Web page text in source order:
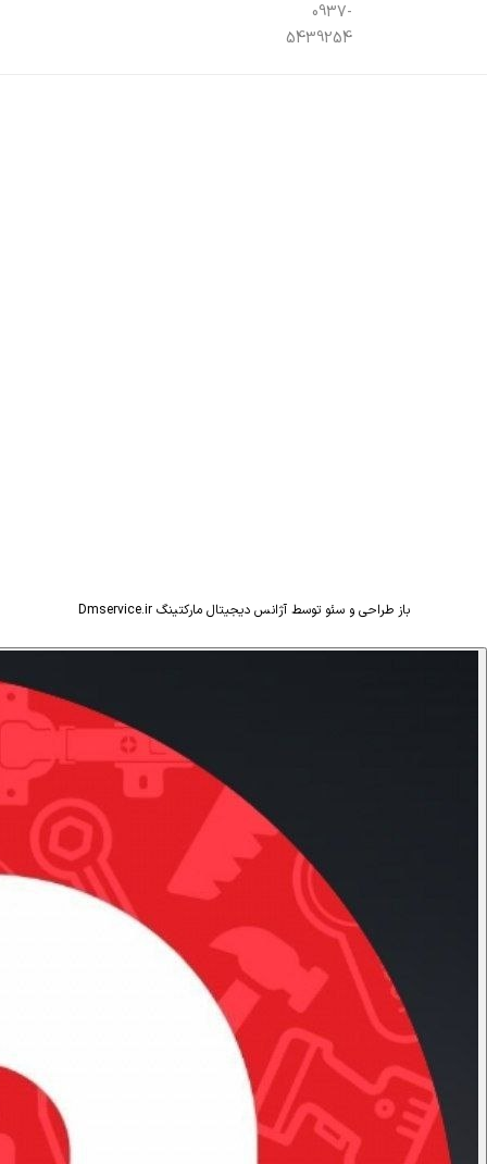
0937-
5439254
باز طراحی و سئو توسط آژانس دیجیتال مارکتینگ Dmservice.ir